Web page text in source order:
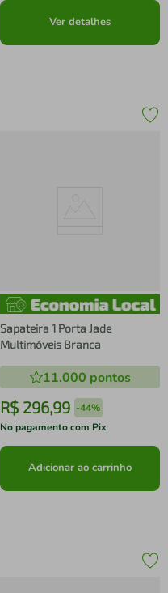
Ver detalhes
Sapateira 1 Porta Jade
Multimóveis Branca
11.000 pontos
R$ 296,99 -44%
No pagamento com Pix
Adicionar ao carrinho